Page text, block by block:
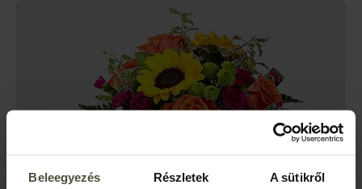
Beleegyezés Részletek A sütikről